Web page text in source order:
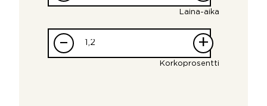
Laina-aika
– +
Korkoprosentti